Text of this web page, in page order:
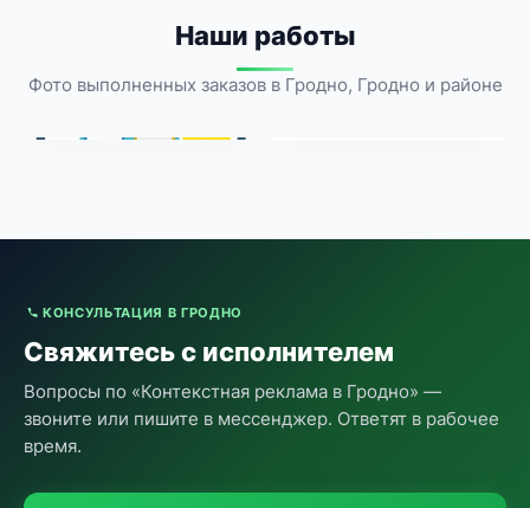
Наши работы
Фото выполненных заказов в Гродно, Гродно и районе
КОНСУЛЬТАЦИЯ В ГРОДНО
Свяжитесь с исполнителем
Вопросы по «Контекстная реклама в Гродно» —
звоните или пишите в мессенджер. Ответят в рабочее
время.